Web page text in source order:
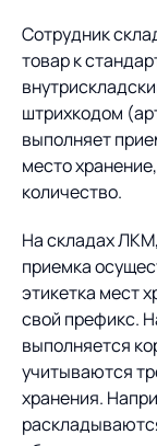
Сотрудник
товар к
штрихкодом
выполняет
место
количество.
На складах
приемка
этикетка мест
свой префикс.
выполняется
учитываются
хранения.